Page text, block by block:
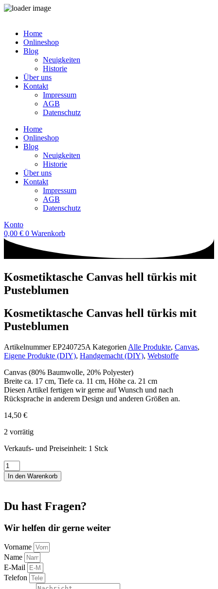
springenHome
Onlineshop
Blog
Neuigkeiten
Historie
Über uns
Kontakt
Impressum
AGB
Datenschutz
Home
Onlineshop
Blog
Neuigkeiten
Historie
Über uns
Kontakt
Impressum
AGB
Datenschutz
Konto
0,00 € 0 Warenkorb
Kosmetiktasche Canvas hell türkis mit
Pusteblumen
Kosmetiktasche Canvas hell türkis mit
Pusteblumen
ArtikelnummerEP240725A Kategorien Alle Produkte, Canvas,
Eigene Produkte (DIY), Handgemacht (DIY), Webstoffe
Canvas (80% Baumwolle, 20% Polyester)
Breite ca. 17 cm, Tiefe ca. 11 cm, Höhe ca. 21 cm
Diesen Artikel fertigen wir gerne auf Wunsch und nach
Rücksprache in anderem Design und anderen Größen an.
14,50 €
2 vorrätig
Verkaufs- und Preiseinheit: 1 Stck
Kosmetiktasche
Canvas
hell
Pusteblumen
In den Warenkorb
Du hast Fragen?
Wir helfen dir gerne weiter
Vorname
Name
E-Mail
Telefon